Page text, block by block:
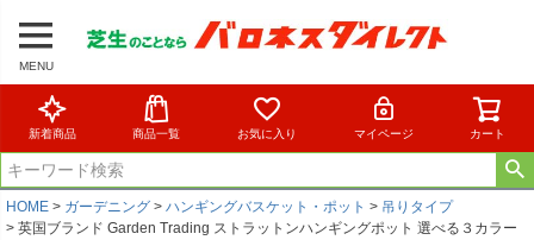
MENU
新着商品 商品一覧 お気に入り マイページ カート
HOME ガーデニング ハンギングバスケット・ポット
吊りタイプ
英国ブランド Garden Trading ストラットンハンギングポット 選べる３カラー